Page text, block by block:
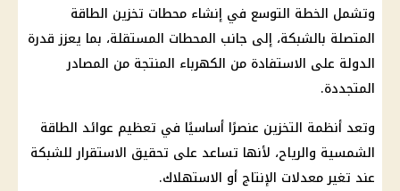
وتشمل الخطة التوسع في إنشاء محطات تخزين الطاقة
المتصلة بالشبكة، إلى جانب المحطات المستقلة، بما يعزز قدرة
الدولة على الاستفادة من الكهرباء المنتجة من المصادر
المتجددة.
وتعد أنظمة التخزين عنصرًا أساسيًا في تعظيم عوائد الطاقة
الشمسية والرياح، لأنها تساعد على تحقيق الاستقرار للشبكة
عند تغير معدلات الإنتاج أو الاستهلاك.